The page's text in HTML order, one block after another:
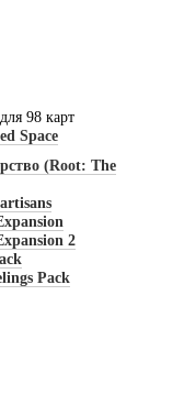
98 карт
Space
(Root: The
2
Pack